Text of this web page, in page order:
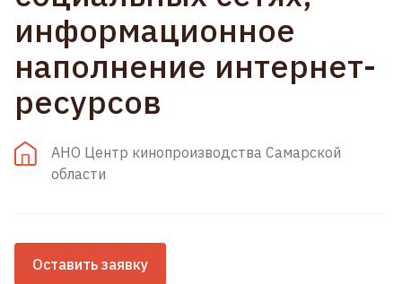
информационное
наполнение интернет-
ресурсов
АНО Центр кинопроизводства Самарской
области
Оставить заявку